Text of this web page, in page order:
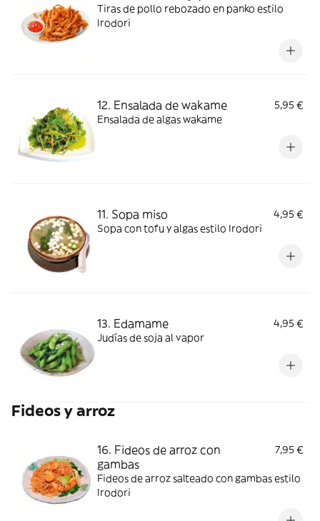
Tiras de pollo rebozado en panko estilo
Irodori
12. Ensalada de wakame
5,95 €
Ensalada de algas wakame
11. Sopa miso
4,95 €
Sopa con tofu y algas estilo Irodori
13. Edamame
4,95 €
Judías de soja al vapor
Fideos y arroz
16. Fideos de arroz con
gambas
7,95 €
Fideos de arroz salteado con gambas estilo
Irodori